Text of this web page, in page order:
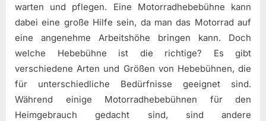
warten und pflegen. Eine Motorradhebebühne kann
dabei eine große Hilfe sein, da man das Motorrad auf
eine angenehme Arbeitshöhe bringen kann. Doch
welche Hebebühne ist die richtige? Es gibt
verschiedene Arten und Größen von Hebebühnen, die
für unterschiedliche Bedürfnisse geeignet sind.
Während einige Motorradhebebühnen für den
Heimgebrauch gedacht sind, sind andere